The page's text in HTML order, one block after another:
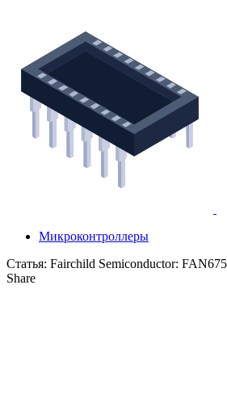
Микроконтроллеры
Статья: Fairchild Semiconductor:
Share